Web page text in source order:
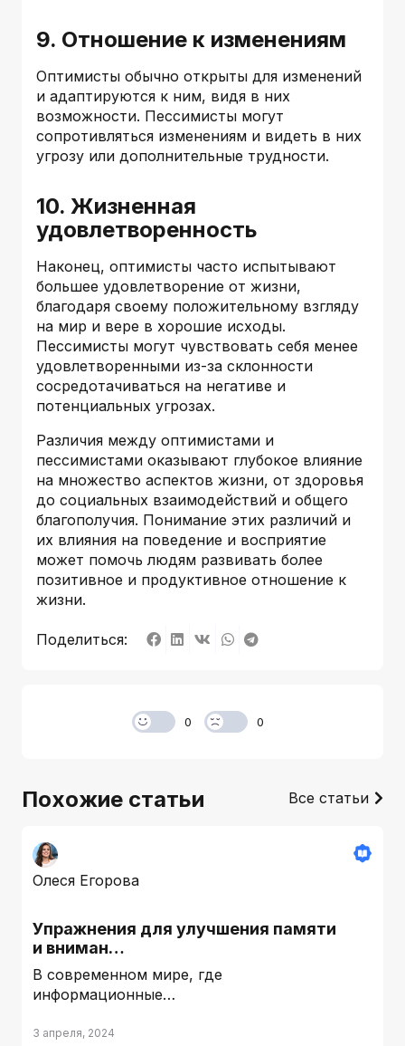
9. Отношение к изменениям
Оптимисты обычно открыты для изменений
и адаптируются к ним, видя в них
возможности. Пессимисты могут
сопротивляться изменениям и видеть в них
угрозу или дополнительные трудности.
10. Жизненная
удовлетворенность
Наконец, оптимисты часто испытывают
большее удовлетворение от жизни,
благодаря своему положительному взгляду
на мир и вере в хорошие исходы.
Пессимисты могут чувствовать себя менее
удовлетворенными из-за склонности
сосредотачиваться на негативе и
потенциальных угрозах.
Различия между оптимистами и
пессимистами оказывают глубокое влияние
на множество аспектов жизни, от здоровья
до социальных взаимодействий и общего
благополучия. Понимание этих различий и
их влияния на поведение и восприятие
может помочь людям развивать более
позитивное и продуктивное отношение к
жизни.
Поделиться:
0 0
Похожие статьи Все статьи
Олеся Егорова
Упражнения для улучшения памяти
и вниман…
В современном мире, где
информационные…
3 апреля, 2024